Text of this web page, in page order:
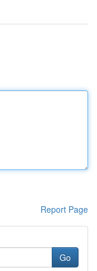
Report Page
Go